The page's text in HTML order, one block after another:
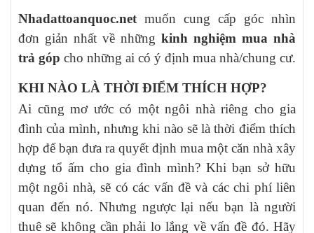
Nhadattoanquoc.net muốn cung cấp góc nhìn
đơn giản nhất về những kinh nghiệm mua nhà
trả góp cho những ai có ý định mua nhà/chung cư.
KHI NÀO LÀ THỜI ĐIỂM THÍCH HỢP?
Ai cũng mơ ước có một ngôi nhà riêng cho gia
đình của mình, nhưng khi nào sẽ là thời điểm thích
hợp để bạn đưa ra quyết định mua một căn nhà xây
dựng tổ ấm cho gia đình mình? Khi bạn sở hữu
một ngôi nhà, sẽ có các vấn đề và các chi phí liên
quan đến nó. Nhưng ngược lại nếu bạn là người
thuê sẽ không cần phải lo lắng về vấn đề đó. Hãy